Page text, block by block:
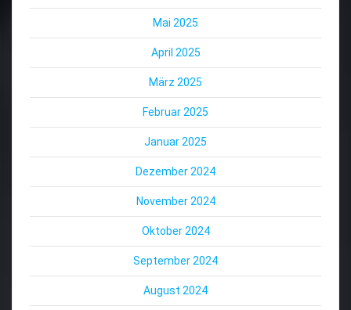
Mai 2025
April 2025
März 2025
Februar 2025
Januar 2025
Dezember 2024
November 2024
Oktober 2024
September 2024
August 2024